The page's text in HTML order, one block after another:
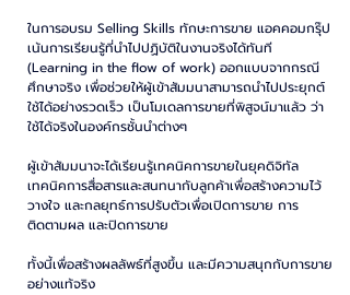
ในการอบรม Selling Skills ทักษะการขาย แอคคอมกรุ๊ป
เน้นการเรียนรู้ที่นำไปปฏิบัติในงานจริงได้ทันที
(Learning in the flow of work) ออกแบบจากกรณี
ศึกษาจริง เพื่อช่วยให้ผู้เข้าสัมมนาสามารถนำไปประยุกต์
ใช้ได้อย่างรวดเร็ว เป็นโมเดลการขายที่พิสูจน์มาแล้ว ว่า
ใช้ได้จริงในองค์กรชั้นนำต่างๆ
ผู้เข้าสัมมนาจะได้เรียนรู้เทคนิคการขายในยุคดิจิทัล
เทคนิคการสื่อสารและสนทนากับลูกค้าเพื่อสร้างความไว้
วางใจ และกลยุทธ์การปรับตัวเพื่อเปิดการขาย การ
ติดตามผล และปิดการขาย
ทั้งนี้เพื่อสร้างผลลัพธ์ที่สูงขึ้น และมีความสนุกกับการขาย
อย่างแท้จริง